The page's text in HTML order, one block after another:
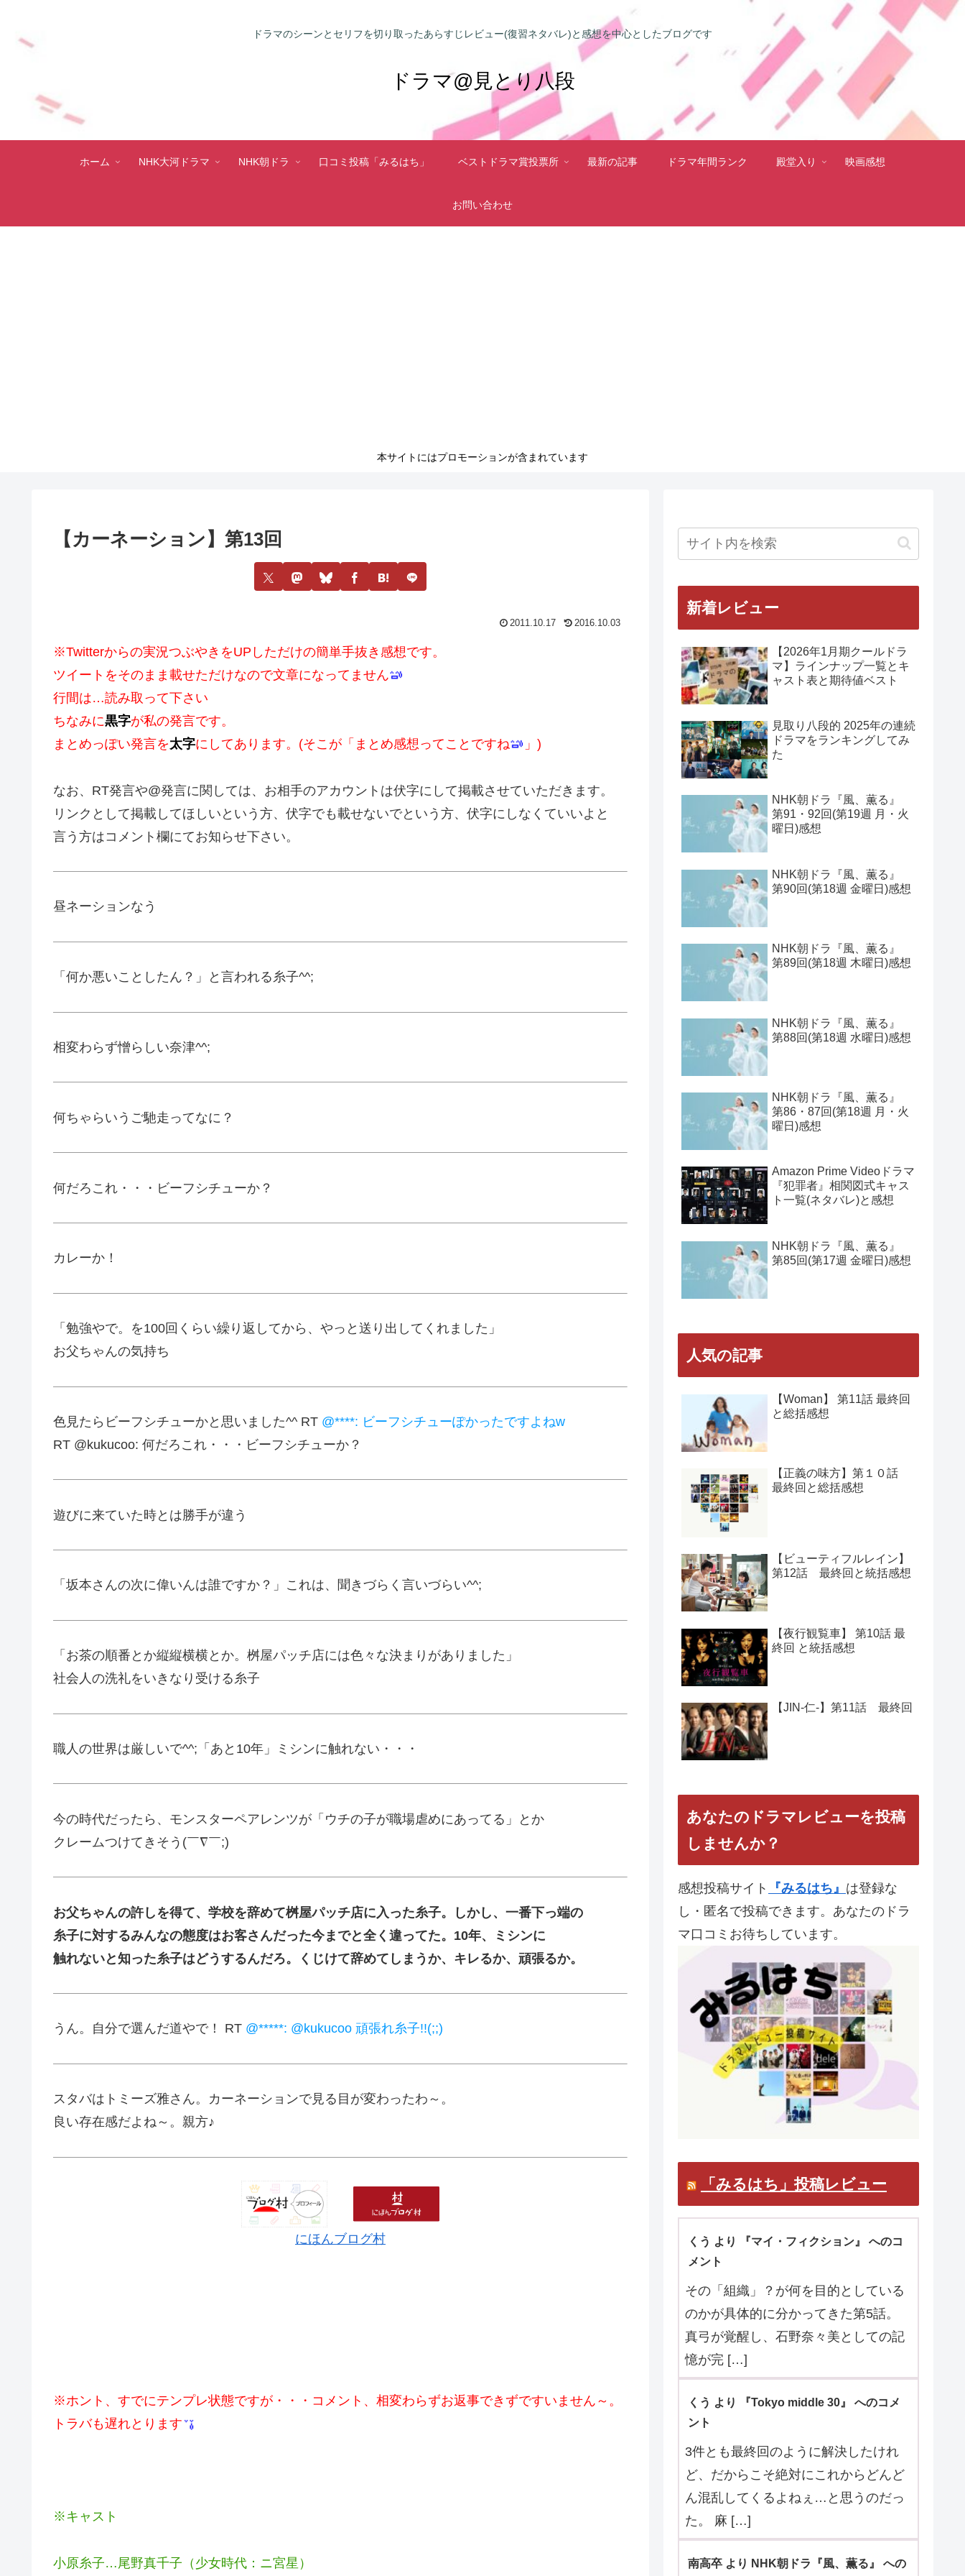
ドラマのシーンとセリフを切り取ったあらすじレビュー(復習ネタバレ)と感想を中心としたブログです
ドラマ@見とり八段
ホーム NHK大河ドラマ NHK朝ドラ 口コミ投稿「みるはち」 ベストドラマ賞投票所 最新の記事 ドラマ年間ランク 殿堂入り 映画感想
お問い合わせ
本サイトにはプロモーションが含まれています
【カーネーション】第13回
2011.10.17 2016.10.03
※Twitterからの実況つぶやきをUPしただけの簡単手抜き感想です。
ツイートをそのまま載せただけなので文章になってません
行間は…読み取って下さい
ちなみに黒字が私の発言です。
まとめっぽい発言を太字にしてあります。(そこが「まとめ感想ってことですね 」)
なお、RT発言や@発言に関しては、お相手のアカウントは伏字にして掲載させていただきます。
リンクとして掲載してほしいという方、伏字でも載せないでという方、伏字にしなくていいよと
言う方はコメント欄にてお知らせ下さい。
昼ネーションなう
「何か悪いことしたん？」と言われる糸子^^;
相変わらず憎らしい奈津^^;
何ちゃらいうご馳走ってなに？
何だろこれ・・・ビーフシチューか？
カレーか！
「勉強やで。を100回くらい繰り返してから、やっと送り出してくれました」
お父ちゃんの気持ち
色見たらビーフシチューかと思いました^^ RT @****: ビーフシチューぽかったですよねw
RT @kukucoo: 何だろこれ・・・ビーフシチューか？
遊びに来ていた時とは勝手が違う
「坂本さんの次に偉いんは誰ですか？」これは、聞きづらく言いづらい^^;
「お茶の順番とか縦縦横横とか。桝屋パッチ店には色々な決まりがありました」
社会人の洗礼をいきなり受ける糸子
職人の世界は厳しいで^^;「あと10年」ミシンに触れない・・・
今の時代だったら、モンスターペアレンツが「ウチの子が職場虐めにあってる」とか
クレームつけてきそう(￣∇￣;)
お父ちゃんの許しを得て、学校を辞めて桝屋パッチ店に入った糸子。しかし、一番下っ端の
糸子に対するみんなの態度はお客さんだった今までと全く違ってた。10年、ミシンに
触れないと知った糸子はどうするんだろ。くじけて辞めてしまうか、キレるか、頑張るか。
うん。自分で選んだ道やで！ RT @*****: @kukucoo 頑張れ糸子!!(;;)
スタバはトミーズ雅さん。カーネーションで見る目が変わったわ～。
良い存在感だよね～。親方♪
にほんブログ村
※ホント、すでにテンプレ状態ですが・・・コメント、相変わらずお返事できずですいません～。
トラバも遅れとります
※キャスト
小原糸子…尾野真千子（少女時代：ニ宮星）
新着レビュー
【2026年1月期クールドラ
マ】ラインナップ一覧とキ
ャスト表と期待値ベスト
見取り八段的 2025年の連続
ドラマをランキングしてみ
た
NHK朝ドラ『風、薫る』
第91・92回(第19週 月・火
曜日)感想
NHK朝ドラ『風、薫る』
第90回(第18週 金曜日)感想
NHK朝ドラ『風、薫る』
第89回(第18週 木曜日)感想
NHK朝ドラ『風、薫る』
第88回(第18週 水曜日)感想
NHK朝ドラ『風、薫る』
第86・87回(第18週 月・火
曜日)感想
Amazon Prime Videoドラマ
『犯罪者』相関図式キャス
ト一覧(ネタバレ)と感想
NHK朝ドラ『風、薫る』
第85回(第17週 金曜日)感想
人気の記事
【Woman】 第11話 最終回
と総括感想
【正義の味方】第１０話
最終回と総括感想
【ビューティフルレイン】
第12話 最終回と統括感想
【夜行観覧車】 第10話 最
終回 と統括感想
【JIN-仁-】第11話 最終回
あなたのドラマレビューを投稿
しませんか？
感想投稿サイト 『みるはち』 は登録な
し・匿名で投稿できます。あなたのドラ
マ口コミお待ちしています。
「みるはち」投稿レビュー
くう より 『マイ・フィクション』 へのコ
メント
その「組織」？が何を目的としている
のかが具体的に分かってきた第5話。
真弓が覚醒し、石野奈々美としての記
憶が完 […]
くう より 『Tokyo middle 30』 へのコメ
ント
3件とも最終回のように解決したけれ
ど、だからこそ絶対にこれからどんど
ん混乱してくるよねぇ…と思うのだっ
た。 麻 […]
南高卒 より NHK朝ドラ『風、薫る』 への